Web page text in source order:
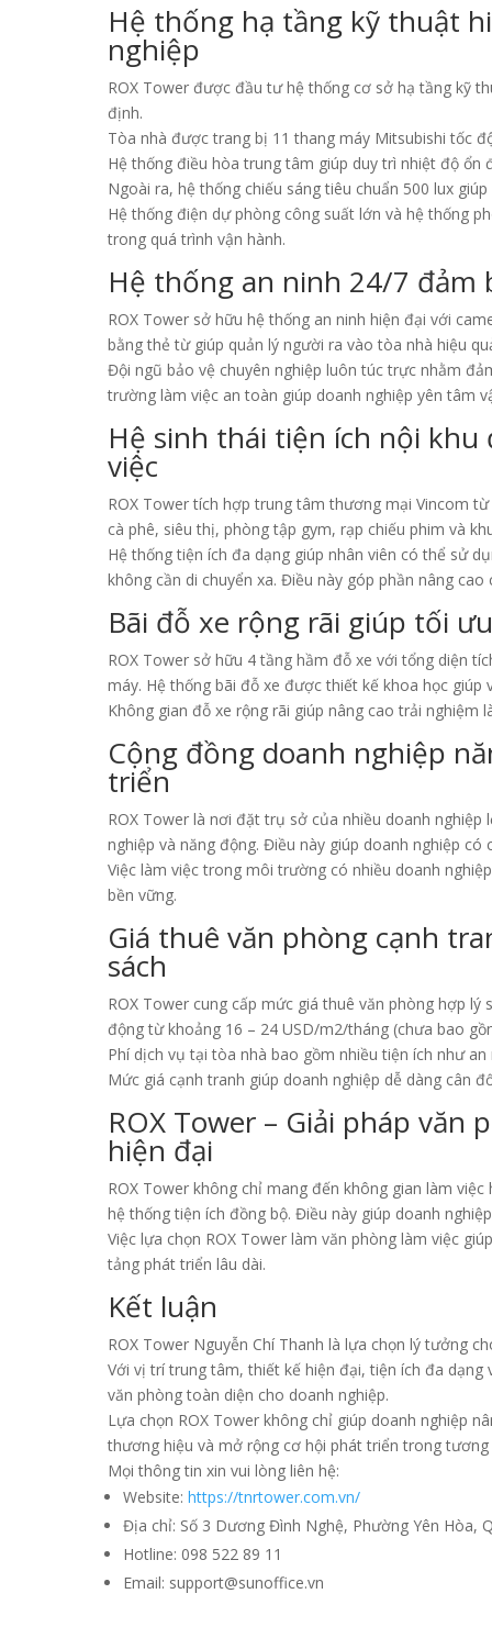
Hệ thống hạ tầng kỹ thuật
nghiệp
ROX Tower được đầu tư hệ thống cơ sở hạ tầng kỹ
định.
Tòa nhà được trang bị 11 thang máy Mitsubishi tốc
Hệ thống điều hòa trung tâm giúp duy trì nhiệt độ ổn
Ngoài ra, hệ thống chiếu sáng tiêu chuẩn 500 lux
Hệ thống điện dự phòng công suất lớn và hệ thống
trong quá trình vận hành.
Hệ thống an ninh 24/7 đảm
ROX Tower sở hữu hệ thống an ninh hiện đại với
bằng thẻ từ giúp quản lý người ra vào tòa nhà hiệu
Đội ngũ bảo vệ chuyên nghiệp luôn túc trực nhằm
trường làm việc an toàn giúp doanh nghiệp yên tâm
Hệ sinh thái tiện ích nội
việc
ROX Tower tích hợp trung tâm thương mại Vincom
cà phê, siêu thị, phòng tập gym, rạp chiếu phim và
Hệ thống tiện ích đa dạng giúp nhân viên có thể sử
không cần di chuyển xa. Điều này góp phần nâng
Bãi đỗ xe rộng rãi giúp tối
ROX Tower sở hữu 4 tầng hầm đỗ xe với tổng diện
máy. Hệ thống bãi đỗ xe được thiết kế khoa học giúp
Không gian đỗ xe rộng rãi giúp nâng cao trải nghiệm
Cộng đồng doanh nghiệp
triển
ROX Tower là nơi đặt trụ sở của nhiều doanh
nghiệp và năng động. Điều này giúp doanh nghiệp
Việc làm việc trong môi trường có nhiều doanh
bền vững.
Giá thuê văn phòng cạnh
sách
ROX Tower cung cấp mức giá thuê văn phòng hợp
động từ khoảng 16 – 24 USD/m2/tháng (chưa bao
Phí dịch vụ tại tòa nhà bao gồm nhiều tiện ích như
Mức giá cạnh tranh giúp doanh nghiệp dễ dàng cân
ROX Tower – Giải pháp
hiện đại
ROX Tower không chỉ mang đến không gian làm
hệ thống tiện ích đồng bộ. Điều này giúp doanh
Việc lựa chọn ROX Tower làm văn phòng làm việc
tảng phát triển lâu dài.
Kết luận
ROX Tower Nguyễn Chí Thanh là lựa chọn lý tưởng
Với vị trí trung tâm, thiết kế hiện đại, tiện ích đa
văn phòng toàn diện cho doanh nghiệp.
Lựa chọn ROX Tower không chỉ giúp doanh nghiệp
thương hiệu và mở rộng cơ hội phát triển trong tương
Mọi thông tin xin vui lòng liên hệ:
Website: https://tnrtower.com.vn/
Địa chỉ: Số 3 Dương Đình Nghệ, Phường Yên Hòa,
Hotline: 098 522 89 11
Email: support@sunoffice.vn